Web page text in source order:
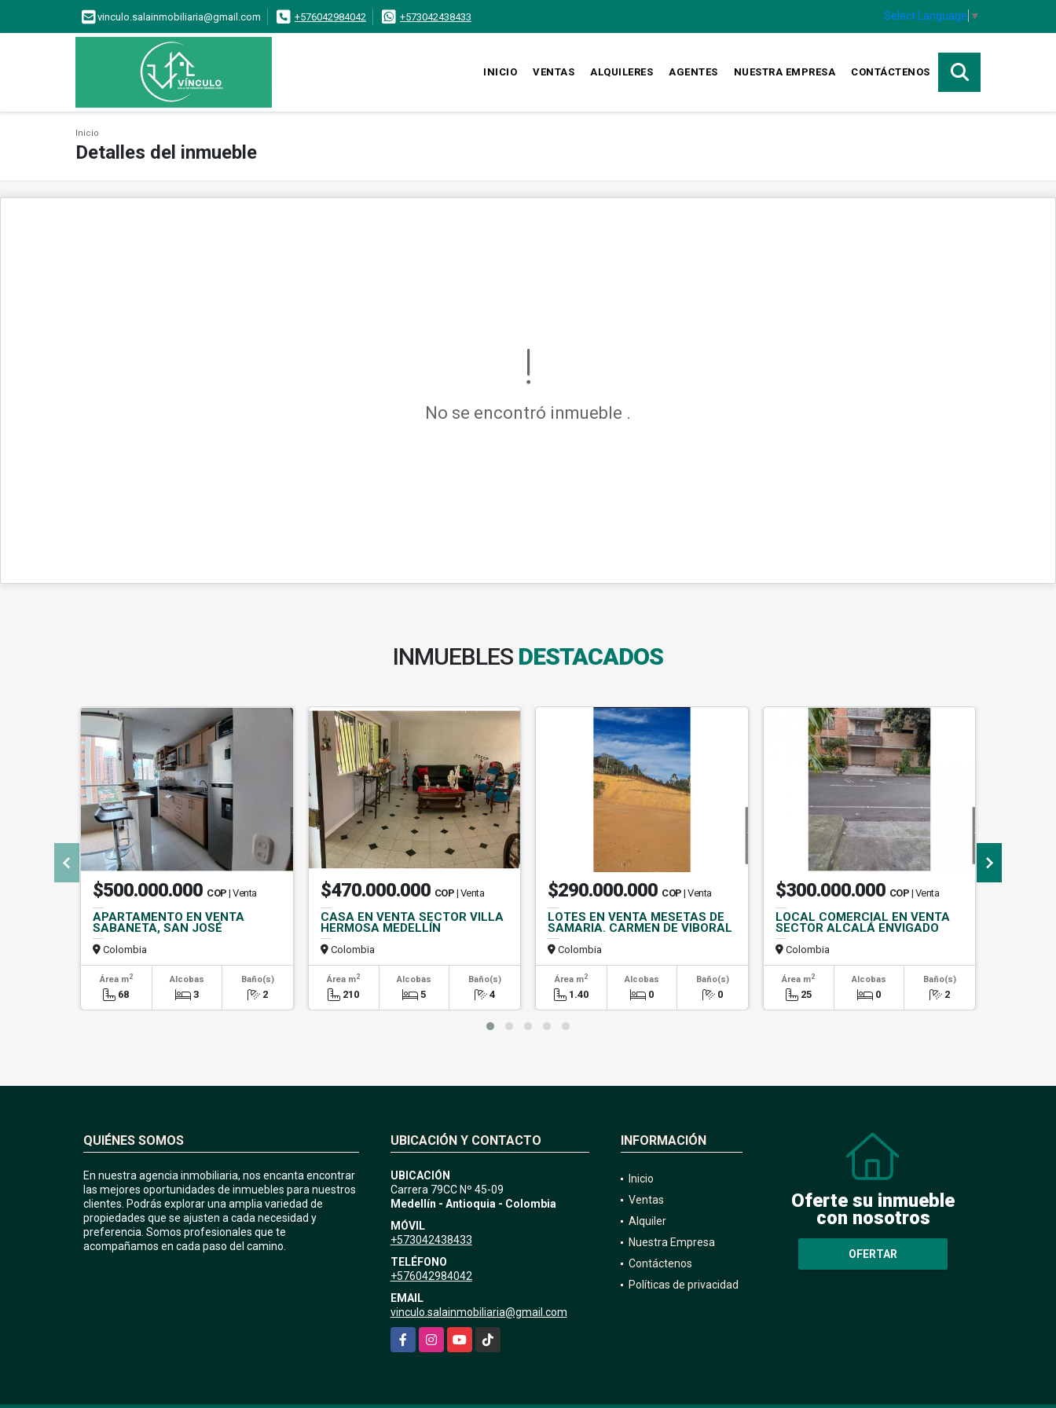
vinculo.salainmobiliaria@gmail.com +576042984042 +573042438433 Select Language ▼
INICIO VENTAS ALQUILERES AGENTES NUESTRA EMPRESA CONTÁCTENOS
Inicio
Detalles del inmueble
No se encontró inmueble .
INMUEBLES DESTACADOS
$500.000.000 COP | Venta
APARTAMENTO EN VENTA
SABANETA, SAN JOSÉ
Colombia
Área m2
68
Alcobas
3
Baño(s)
2
$470.000.000 COP | Venta
CASA EN VENTA SECTOR VILLA
HERMOSA MEDELLÍN
Colombia
Área m2
210
Alcobas
5
Baño(s)
4
$290.000.000 COP | Venta
LOTES EN VENTA MESETAS DE
SAMARIA. CARMEN DE VIBORAL
Colombia
Área m2
1.40
Alcobas
0
Baño(s)
0
$300.000.000 COP | Venta
LOCAL COMERCIAL EN VENTA
SECTOR ALCALÁ ENVIGADO
Colombia
Área m2
25
Alcobas
0
Baño(s)
2
QUIÉNES SOMOS
En nuestra agencia inmobiliaria, nos encanta encontrar
las mejores oportunidades de inmuebles para nuestros
clientes. Podrás explorar una amplia variedad de
propiedades que se ajusten a cada necesidad y
preferencia. Somos profesionales que te
acompañamos en cada paso del camino.
UBICACIÓN Y CONTACTO
UBICACIÓN
Carrera 79CC Nº 45-09
Medellín - Antioquia - Colombia
MÓVIL
+573042438433
TELÉFONO
+576042984042
EMAIL
vinculo.salainmobiliaria@gmail.com
FacebookInstagramYouTubeTikTok
INFORMACIÓN
Inicio
Ventas
Alquiler
Nuestra Empresa
Contáctenos
Políticas de privacidad
Oferte su inmueble
con nosotros
OFERTAR